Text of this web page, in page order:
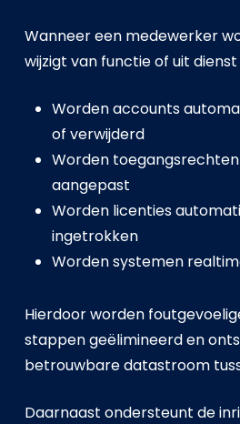
Wanneer een medewerker
wijzigt van functie of uit
Worden accounts
of verwijderd
Worden
aangepast
Worden licenties
ingetrokken
Worden systemen
Hierdoor worden
stappen geëlimineerd en
betrouwbare datastroom
Daarnaast ondersteunt de